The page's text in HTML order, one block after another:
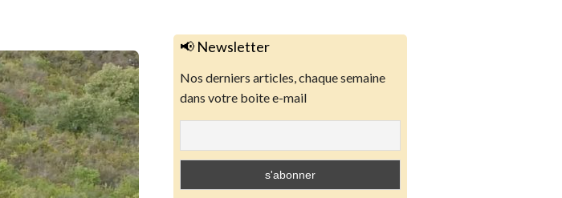
📢 Newsletter
Nos derniers articles, chaque semaine
dans votre boite e-mail